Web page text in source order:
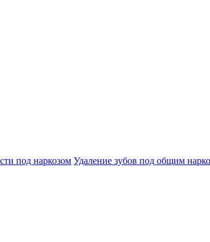
под наркозом Удаление зубов под общим